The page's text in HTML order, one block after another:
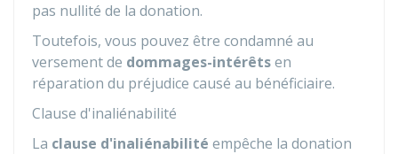
pas nullité de la donation.
Toutefois, vous pouvez être condamné au
versement de dommages-intérêtsen
réparation du préjudice causé au bénéficiaire.
Clause d'inaliénabilité
La clause d'inaliénabilité empêche la donation